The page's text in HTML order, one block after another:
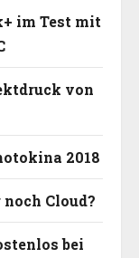
im Test mit
von
2018
Cloud?
bei